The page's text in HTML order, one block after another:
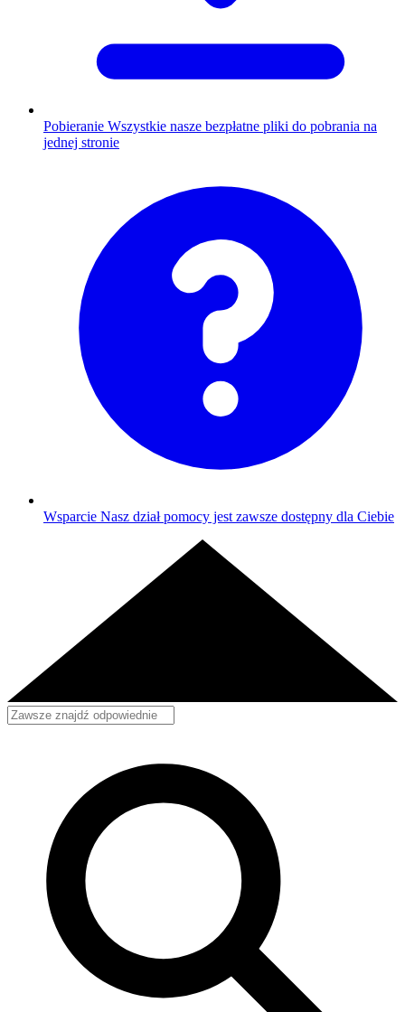
Pobieranie Wszystkie nasze bezpłatne pliki do pobrania na
jednej stronie
Wsparcie Nasz dział pomocy jest zawsze dostępny dla Ciebie